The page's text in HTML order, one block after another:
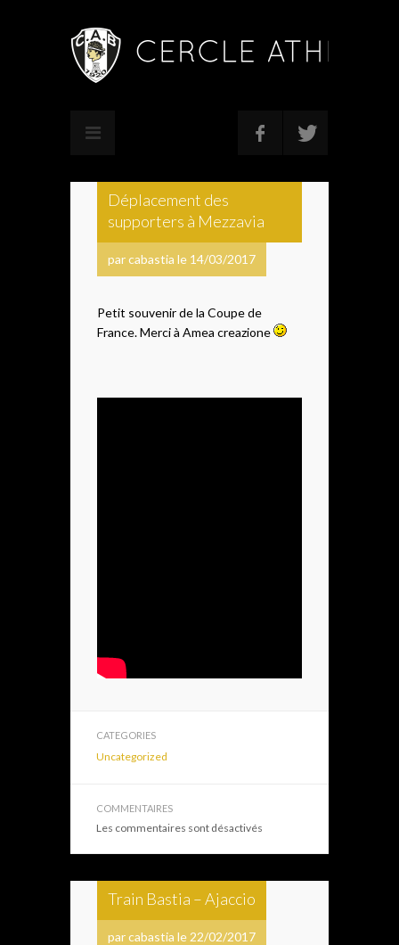
Déplacement des
supporters à Mezzavia
par cabastia le 14/03/2017
Petit souvenir de la Coupe de
France. Merci à Amea creazione
CATEGORIES
Uncategorized
COMMENTAIRES
Les commentaires sont désactivés
Train Bastia – Ajaccio
par cabastia le 22/02/2017